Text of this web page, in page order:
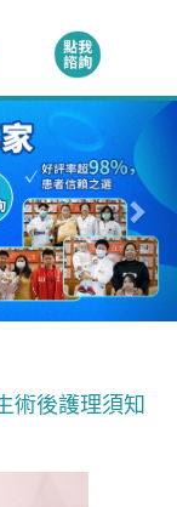
術後護理須知